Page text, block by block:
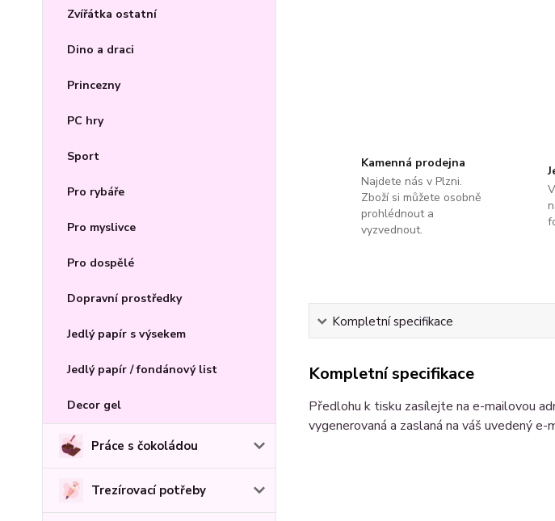
Zvířátka ostatní
Dino a draci
Princezny
PC hry
Sport
Pro rybáře
Pro myslivce
Pro dospělé
Dopravní prostředky
Jedlý papír s výsekem
Jedlý papír / fondánový list
Decor gel
Práce s čokoládou
Trezírovací potřeby
Kamenná prodejna
Najdete nás v Plzni.
Zboží si můžete osobně
prohlédnout a
vyzvednout.
Kompletní specifikace
Kompletní specifikace
Předlohu k tisku zasílejte na e-mailovou
vygenerovaná a zaslaná na váš uvedený e-